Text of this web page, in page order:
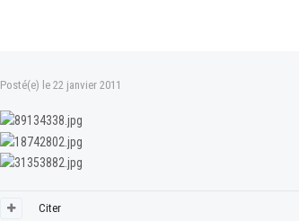
Posté(e) le 22 janvier 2011
Citer